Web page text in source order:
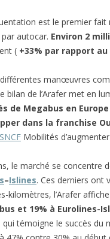
est le premier
autocar. Environ 2
( +33% par rapport
manœuvres
bilan de l’Arafer met en
de Megabus en
dans la franchise
SNCF Mobilités
le marché se concentre
–Islines. Ces derniers ont
kilomètres, l’Arafer
et 19% à Eurolines-
témoigne le succès